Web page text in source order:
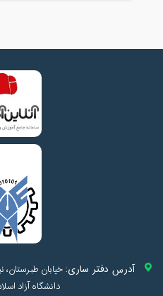
آدرس دفتر ساری:خیابان
دانشگاه آزاد